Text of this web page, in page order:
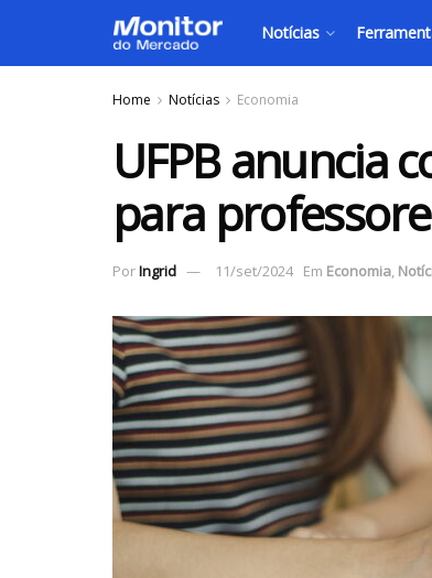
Notícias
Home Notícias Economia
UFPB anuncia
para
PorIngrid 11/set/2024 Em Economia,